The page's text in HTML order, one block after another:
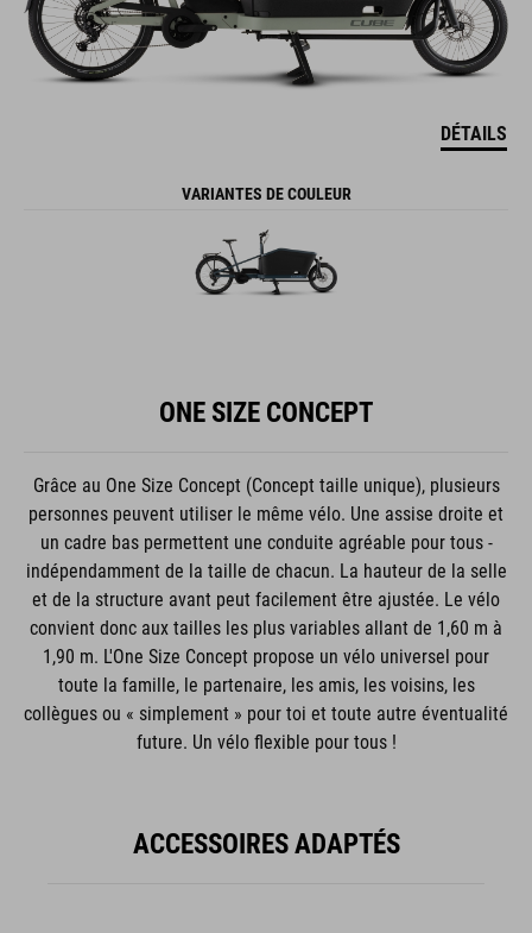
DÉTAILS
VARIANTES DE COULEUR
ONE SIZE CONCEPT
Grâce au One Size Concept (Concept taille unique), plusieurs
personnes peuvent utiliser le même vélo. Une assise droite et
un cadre bas permettent une conduite agréable pour tous -
indépendamment de la taille de chacun. La hauteur de la selle
et de la structure avant peut facilement être ajustée. Le vélo
convient donc aux tailles les plus variables allant de 1,60 m à
1,90 m. L'One Size Concept propose un vélo universel pour
toute la famille, le partenaire, les amis, les voisins, les
collègues ou « simplement » pour toi et toute autre éventualité
future. Un vélo flexible pour tous !
ACCESSOIRES ADAPTÉS